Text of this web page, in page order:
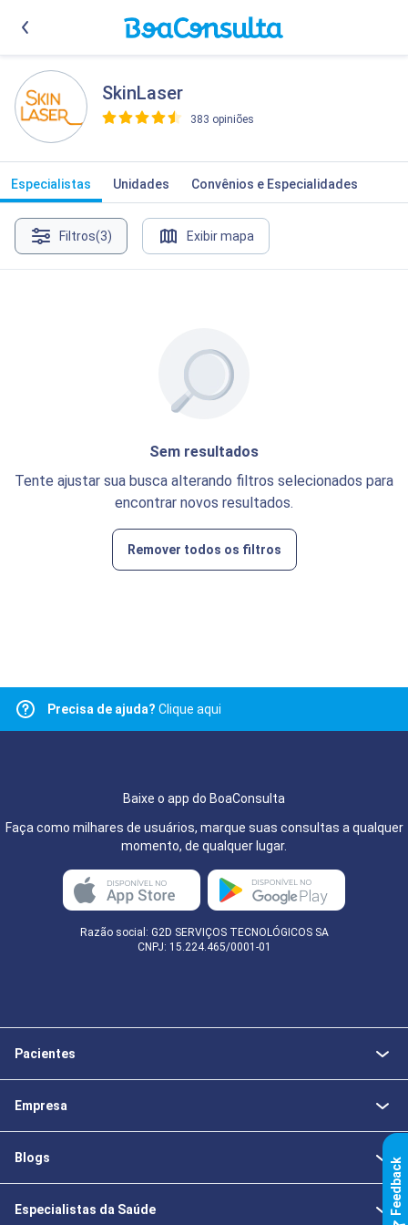
SkinLaser
383 opiniões
Especialistas Unidades Convênios e Especialidades
Filtros(3) Exibir mapa
Sem resultados
Tente ajustar sua busca alterando filtros selecionados para
encontrar novos resultados.
Remover todos os filtros
Precisa de ajuda? Clique aqui
Baixe o app do BoaConsulta
Faça como milhares de usuários, marque suas consultas a qualquer
momento, de qualquer lugar.
Razão social: G2D SERVIÇOS TECNOLÓGICOS SA
CNPJ: 15.224.465/0001-01
Pacientes
Empresa
Blogs
Especialistas da Saúde k